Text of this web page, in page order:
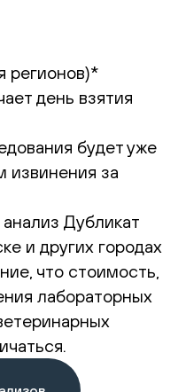
регионов)*
день взятия
будет уже
извинения за
Дубликат
и других городах
что стоимость,
лабораторных